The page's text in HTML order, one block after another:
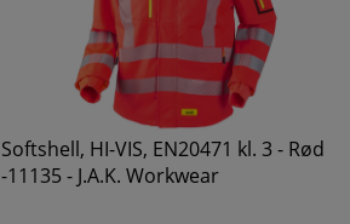
Softshell, HI-VIS, EN20471 kl. 3 - Rød
-11135 - J.A.K. Workwear